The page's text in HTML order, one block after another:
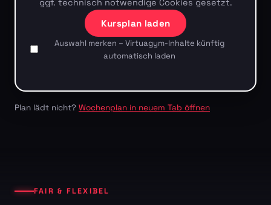
ggf. technisch notwendige Cookies gesetzt.
Kursplan laden
Auswahl merken – Virtuagym-Inhalte künftig
automatisch laden
Plan lädt nicht? Wochenplan in neuem Tab öffnen
FAIR & FLEXIBEL